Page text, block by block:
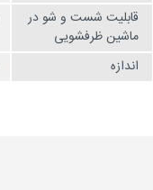
قابلیت شست و شو در
ماشین ظرفشویی
اندازه